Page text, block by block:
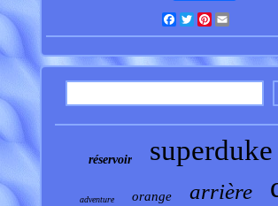
Facebook
TwitterPinterest
réservoir superduke
adventure orange arrière